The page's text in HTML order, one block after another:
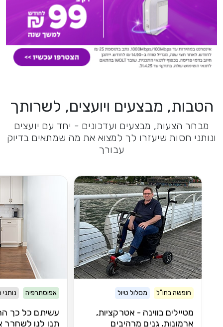
הטבות, מבצעים ויועצים, לשרותך
מבחר הצעות, מבצעים ועדכונים - יחד עם יועצים
ונותני חסות שיעזרו לך למצוא את מה שמתאים בדיוק
עבורך
חופשה בחו"ל מסלול טיול
מטיילים בווינה - אטרקציות,
ארמונות, גנים מרהיבים
אפוסתרפיה
עשיתם כל כך
תנו לנו